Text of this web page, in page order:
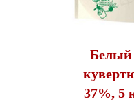
37%, 5